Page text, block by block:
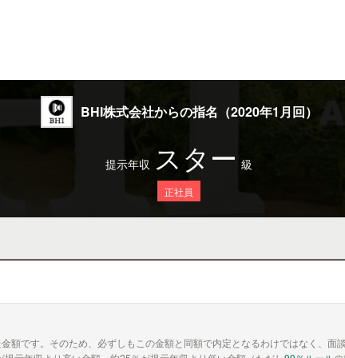
BHI株式会社からの指名（2020年1月回）
提示年収 スター 級
正社員
です。そのため、必ずしもこの金額と同額で内定となるわけではなく、面